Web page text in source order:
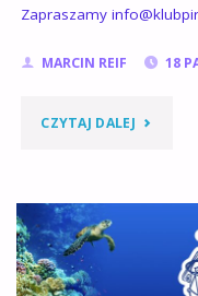
Zapraszamy
MARCIN REIF 18
CZYTAJ DALEJ
ZIMNIK